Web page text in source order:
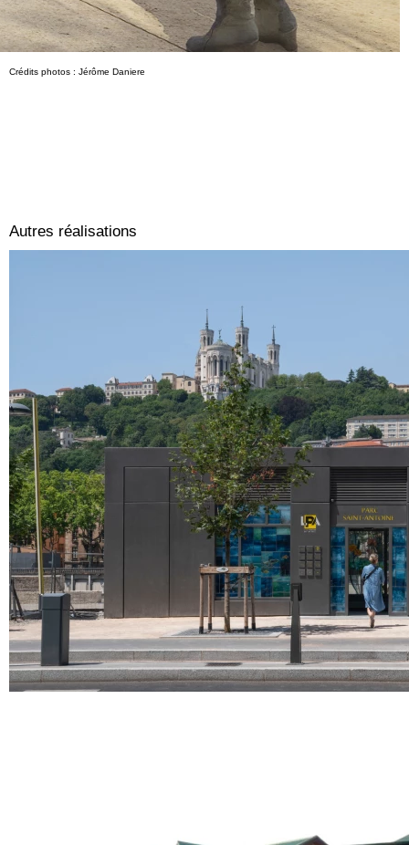
Crédits photos : Jérôme Daniere
Autres réalisations